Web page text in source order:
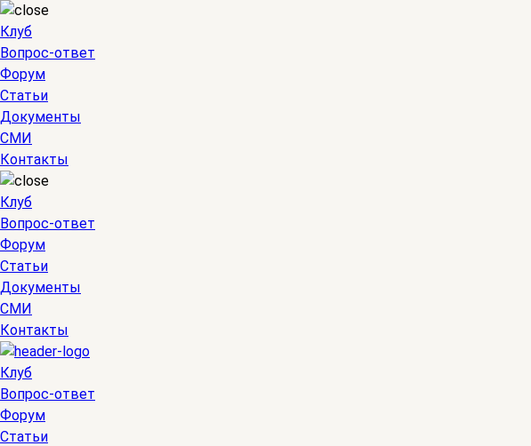
Клуб
Вопрос-ответ
Форум
Статьи
Документы
СМИ
Контакты
Клуб
Вопрос-ответ
Форум
Статьи
Документы
СМИ
Контакты
Клуб
Вопрос-ответ
Форум
Статьи